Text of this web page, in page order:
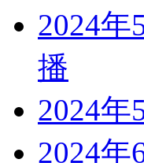
2024年
播
2024年
2024年